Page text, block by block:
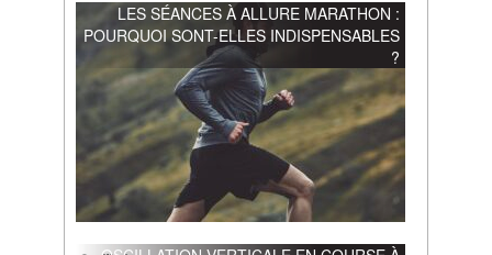
LES SÉANCES À ALLURE MARATHON :
POURQUOI SONT-ELLES INDISPENSABLES
?